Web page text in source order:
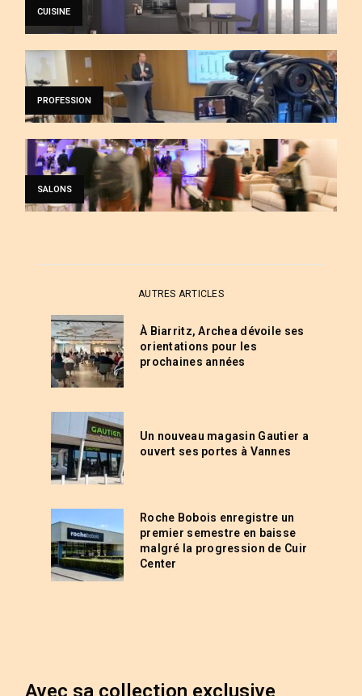
CUISINE
PROFESSION
SALONS
AUTRES ARTICLES
À Biarritz, Archea dévoile ses
orientations pour les
prochaines années
Un nouveau magasin Gautier a
ouvert ses portes à Vannes
Roche Bobois enregistre un
premier semestre en baisse
malgré la progression de Cuir
Center
Avec sa collection exclusive